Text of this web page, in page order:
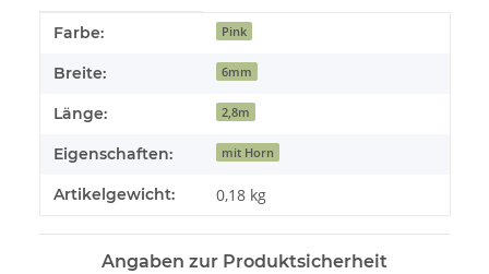
Produkteigenschaft
Wert
Farbe: Pink
Breite: 6mm
Länge: 2,8m
Eigenschaften: mit Horn
Artikelgewicht: 0,18 kg
Angaben zur Produktsicherheit